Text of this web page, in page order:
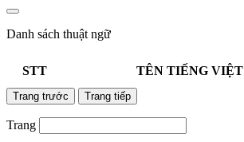
Danh sách thuật ngữ
STT TÊN TIẾNG VIỆT
Trang trước Trang tiếp
Trang